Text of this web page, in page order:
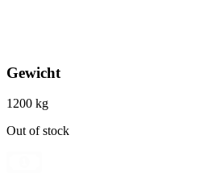
Gewicht
1200 kg
Out of stock